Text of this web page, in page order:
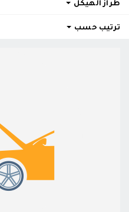
طراز الهيكل
ترتيب حسب